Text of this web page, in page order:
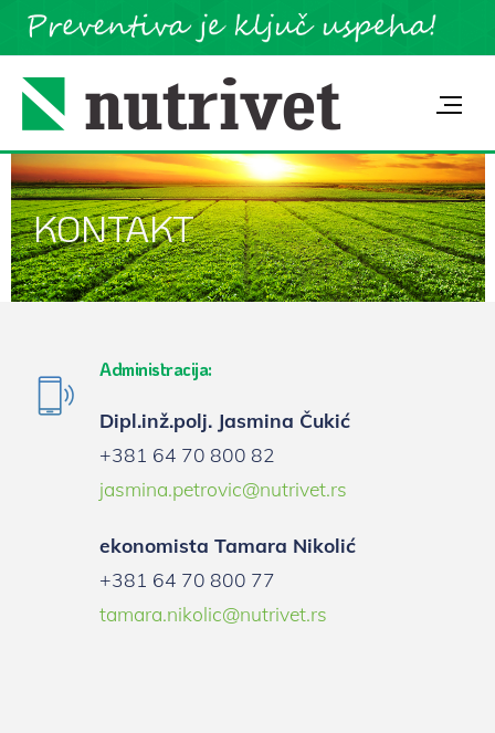
KONTAKT
Administracija:
Dipl.inž.polj. Jasmina Čukić
+381 64 70 800 82
jasmina.petrovic@nutrivet.rs
ekonomista Tamara Nikolić
+381 64 70 800 77
tamara.nikolic@nutrivet.rs